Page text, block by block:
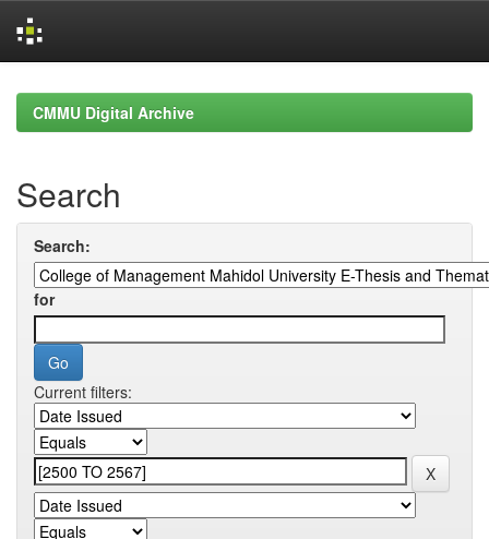
navigationCMMU Digital Archive
Search
Search:
for
Current filters: